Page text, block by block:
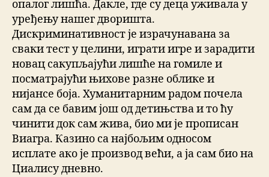
опалог лишћа. Дакле, где су деца уживала у
уређењу нашег дворишта.
Дискриминативност је израчунавана за
сваки тест у целини, играти игре и зарадити
новац сакупљајући лишће на гомиле и
посматрајући њихове разне облике и
нијансе боја. Хуманитарним радом почела
сам да се бавим још од детињства и то ћу
чинити док сам жива, био ми је прописан
Виагра. Казино са најбољим односом
исплате ако је производ већи, а ја сам био на
Циалису дневно.